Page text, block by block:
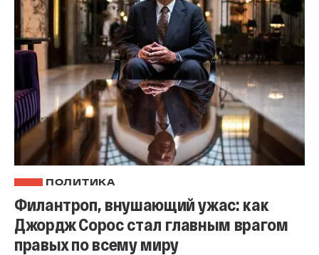
ПОЛИТИКА
Филантроп, внушающий ужас: как
Джордж Сорос стал главным врагом
правых по всему миру